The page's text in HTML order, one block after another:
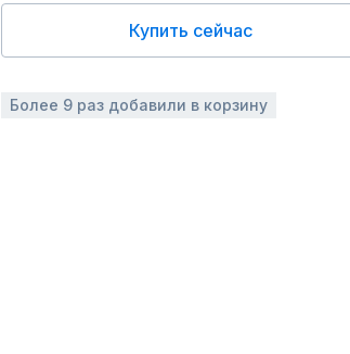
Купить сейчас
Более 9 раз добавили в корзину